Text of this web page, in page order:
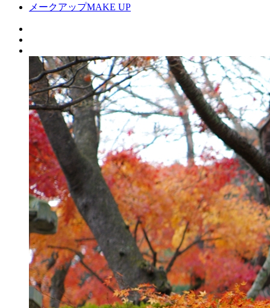
メークアップMAKE UP